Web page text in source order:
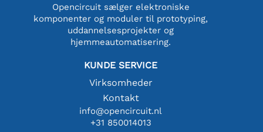
Opencircuit sælger elektroniske
komponenter og moduler til prototyping,
uddannelsesprojekter og
hjemmeautomatisering.
KUNDE SERVICE
Virksomheder
Kontakt
info@opencircuit.nl
+31 850014013